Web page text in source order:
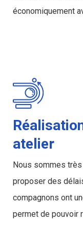
économiquement
atelier
Nous sommes
proposer des
compagnons ont
permet de pouvoir